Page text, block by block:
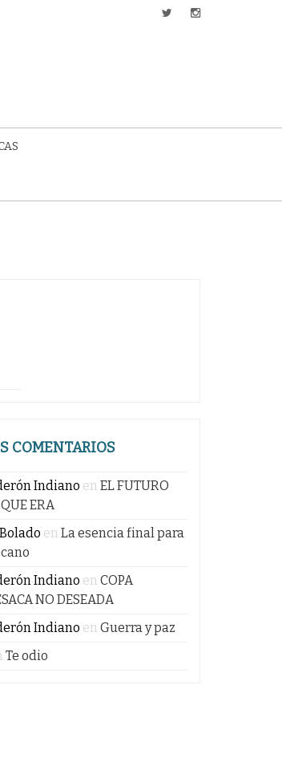
COMENTARIOS
Indiano en EL FUTURO
ERA
en La esencia final para
Indiano en COPA
NO DESEADA
Indiano en Guerra y paz
Te odio